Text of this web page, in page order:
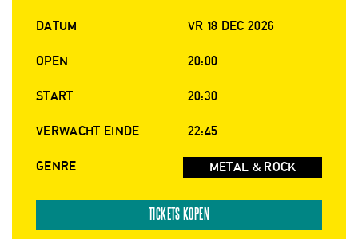
DATUM VR 18 DEC 2026
OPEN 20:00
START 20:30
VERWACHT EINDE 22:45
GENRE METAL & ROCK
TICKETS KOPEN